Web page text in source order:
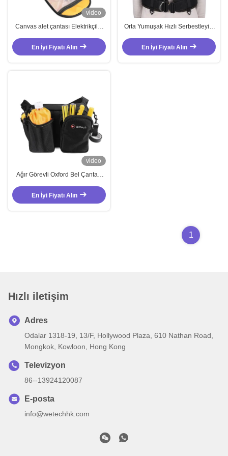
video
Canvas alet çantası Elektrikçiler
En İyi Fiyatı Alın
Orta Yumuşak Hızlı Serbestleyici
Çantası Siyah
En İyi Fiyatı Alın
video
Ağır Görevli Oxford Bel Çantası
OEM Açık Hava Etkinlikleri İçin
En İyi Fiyatı Alın
1
Hızlı iletişim
Adres
Odalar 1318-19, 13/F, Hollywood Plaza, 610 Nathan Road,
Mongkok, Kowloon, Hong Kong
Televizyon
86--13924120087
E-posta
info@wetechhk.com